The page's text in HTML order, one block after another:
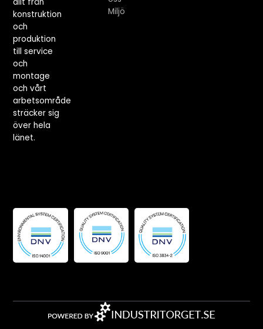
konstruktion
och
produktion
till service
och
montage
och vårt
arbetsområde
sträcker sig
över hela
länet.
Miljö